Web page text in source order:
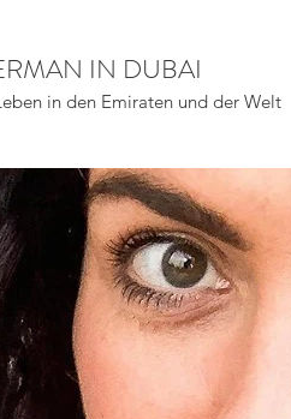
IN DUBAI
in den Emiraten und der Welt